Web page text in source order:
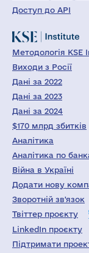
Доступ до API
Методологія KSE
Виходи з Росії
Дані за 2022
Дані за 2023
Дані за 2024
$170 млрд збитків
Аналітика
Аналітика по
Війна в Україні
Додати нову
Зворотній зв'язок
Твіттер проєкту
LinkedIn проєкту
Підтримати